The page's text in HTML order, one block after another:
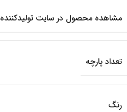
مشاهده محصول در سایت تولیدکننده
تعداد پارچه
رنگ